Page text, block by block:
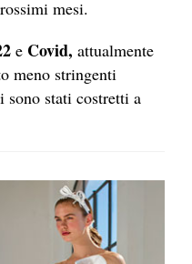
mesi.
e Covid, attualmente
meno stringenti
sono stati costretti a